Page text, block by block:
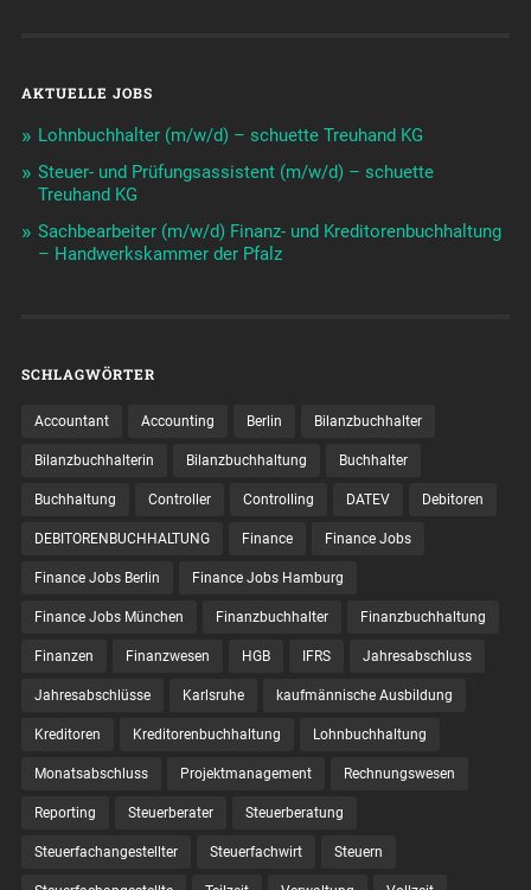
AKTUELLE JOBS
Lohnbuchhalter (m/w/d) – schuette Treuhand KG
Steuer- und Prüfungsassistent (m/w/d) – schuette
Treuhand KG
Sachbearbeiter (m/w/d) Finanz- und Kreditorenbuchhaltung
– Handwerkskammer der Pfalz
SCHLAGWÖRTER
Accountant Accounting Berlin Bilanzbuchhalter
Bilanzbuchhalterin Bilanzbuchhaltung Buchhalter
Buchhaltung Controller Controlling DATEV Debitoren
DEBITORENBUCHHALTUNG Finance Finance Jobs
Finance Jobs Berlin Finance Jobs Hamburg
Finance Jobs München Finanzbuchhalter Finanzbuchhaltung
Finanzen Finanzwesen HGB IFRS Jahresabschluss
Jahresabschlüsse Karlsruhe kaufmännische Ausbildung
Kreditoren Kreditorenbuchhaltung Lohnbuchhaltung
Monatsabschluss Projektmanagement Rechnungswesen
Reporting Steuerberater Steuerberatung
Steuerfachangestellter Steuerfachwirt Steuern